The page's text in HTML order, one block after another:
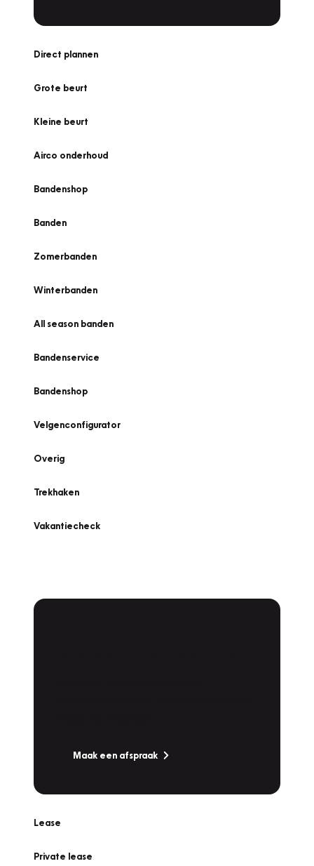
Direct plannen
Grote beurt
Kleine beurt
Airco onderhoud
Bandenshop
Banden
Zomerbanden
Winterbanden
All season banden
Bandenservice
Bandenshop
Velgenconfigurator
Overig
Trekhaken
Vakantiecheck
Maak een afspraak
Lease
Private lease